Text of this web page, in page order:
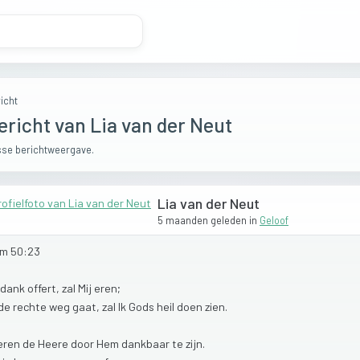
van Lia van der Neut
berichtweergave.
Lia van der Neut
5 maanden geleden in Geloof
50:23
dank offert, zal Mij eren;
rechte weg gaat, zal Ik Gods heil doen zien.
de Heere door Hem dankbaar te zijn.